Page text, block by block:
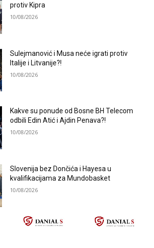
protiv Kipra
10/08/2026
Sulejmanović i Musa neće igrati protiv
Italije i Litvanije?!
10/08/2026
Kakve su ponude od Bosne BH Telecom
odbili Edin Atić i Ajdin Penava?!
10/08/2026
Slovenija bez Dončića i Hayesa u
kvalifikacijama za Mundobasket
10/08/2026